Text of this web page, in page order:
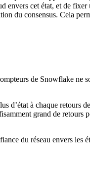
envers cet état, et de
du consensus. Cela
de Snowflake ne
d’état à chaque retours
grand de retours
du réseau envers les